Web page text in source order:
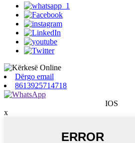
Dërgo email
8613925714718
IOS
x